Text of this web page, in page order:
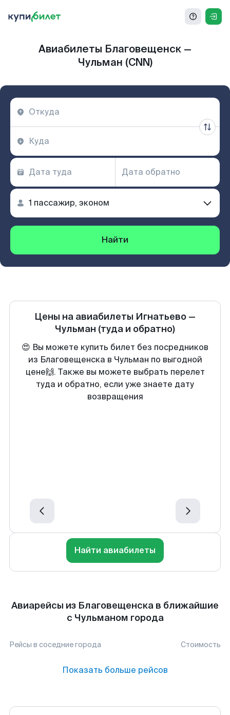
Авиабилеты Благовещенск —
Чульман (CNN)
Найти
Цены на авиабилеты Игнатьево —
Чульман (туда и обратно)
😍 Вы можете купить билет без посредников
из Благовещенска в Чульман по выгодной
цене🙌. Также вы можете выбрать перелет
туда и обратно, если уже знаете дату
возвращения
Найти авиабилеты
Авиарейсы из Благовещенска в ближайшие
с Чульманом города
Рейсы в соседние города Стоимость
Показать больше рейсов